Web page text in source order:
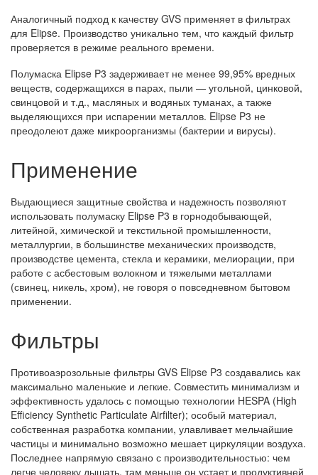
Аналогичный подход к качеству GVS применяет в фильтрах
для Elipse. Производство уникально тем, что каждый фильтр
проверяется в режиме реального времени.
Полумаска Elipse P3 задерживает не менее 99,95% вредных
веществ, содержащихся в парах, пыли — угольной, цинковой,
свинцовой и т.д., масляных и водяных туманах, а также
выделяющихся при испарении металлов. Elipse P3 не
преодолеют даже микроорганизмы (бактерии и вирусы).
Применение
Выдающиеся защитные свойства и надежность позволяют
использовать полумаску Elipse P3 в горнодобывающей,
литейной, химической и текстильной промышленности,
металлургии, в большинстве механических производств,
производстве цемента, стекла и керамики, мелиорации, при
работе с асбестовым волокном и тяжелыми металлами
(свинец, никель, хром), не говоря о повседневном бытовом
применении.
Фильтры
Противоаэрозольные фильтры GVS Elipse P3 создавались как
максимально маленькие и легкие. Совместить минимализм и
эффективность удалось с помощью технологии HESPA (High
Efficiency Synthetic Particulate Airfilter); особый материал,
собственная разработка компании, улавливает мельчайшие
частицы и минимально возможно мешает циркуляции воздуха.
Последнее напрямую связано с производительностью: чем
легче человеку дышать, там меньше он устает и продуктивней